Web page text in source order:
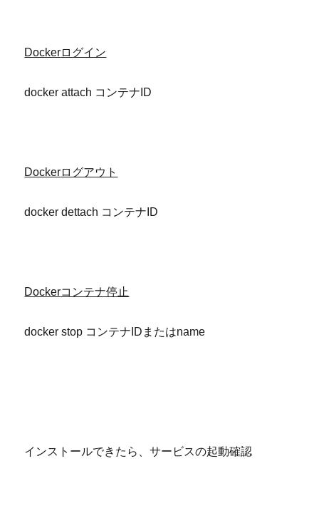
Dockerログイン
docker attach コンテナID
Dockerログアウト
docker dettach コンテナID
Dockerコンテナ停止
docker stop コンテナIDまたはname
インストールできたら、サービスの起動確認